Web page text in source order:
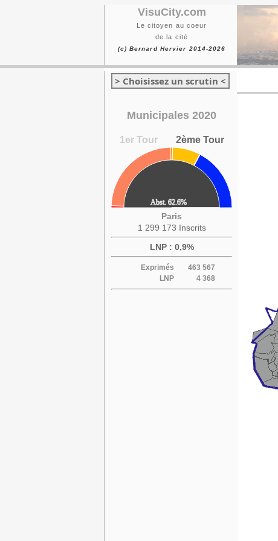
VisuCity.com
Le citoyen au coeur
de la cité
(c) Bernard Hervier 2014-2026
> Choisissez un scrutin <
Municipales 2020
1er Tour 2ème Tour
Paris
1 299 173 Inscrits
LNP : 0,9%
Exprimés
463 567
LNP
4 368